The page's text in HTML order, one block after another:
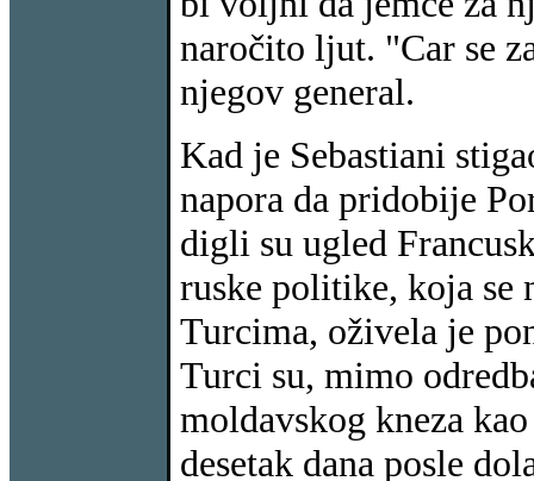
naročito ljut. "Car se
njegov general.
Kad je Sebastiani
napora da pridobije
digli su ugled
ruske politike, koja se
Turcima, oživela je
Turci su, mimo
moldavskog kneza
desetak dana posle